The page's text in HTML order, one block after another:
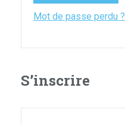
Mot de passe perdu ?
S’inscrire